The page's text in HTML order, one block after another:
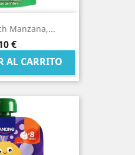
Manzana,...
€
AL CARRITO